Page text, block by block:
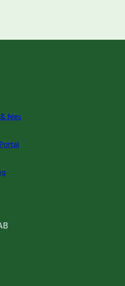
fees